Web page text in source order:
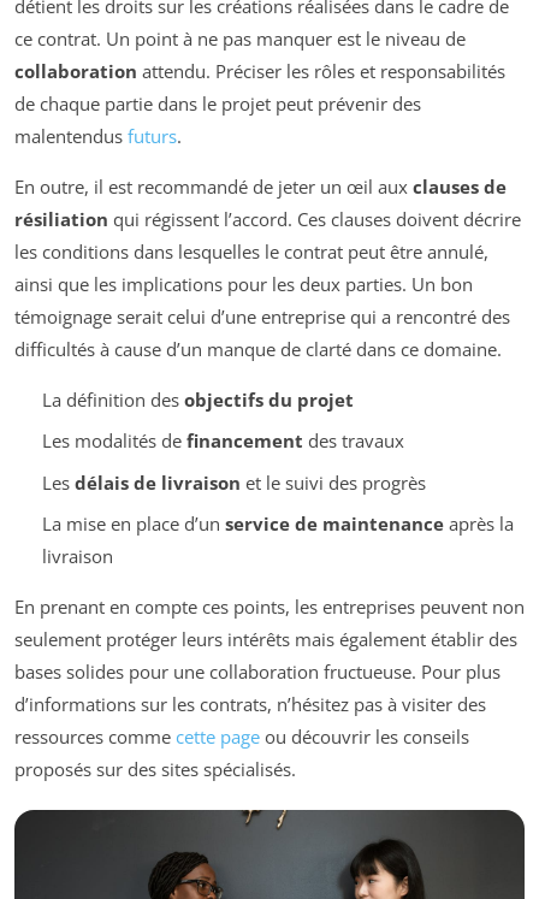
détient les droits sur les créations réalisées dans le cadre de
ce contrat. Un point à ne pas manquer est le niveau de
collaboration attendu. Préciser les rôles et responsabilités
de chaque partie dans le projet peut prévenir des
malentendus futurs.
En outre, il est recommandé de jeter un œil aux clauses de
résiliation qui régissent l’accord. Ces clauses doivent décrire
les conditions dans lesquelles le contrat peut être annulé,
ainsi que les implications pour les deux parties. Un bon
témoignage serait celui d’une entreprise qui a rencontré des
difficultés à cause d’un manque de clarté dans ce domaine.
La définition des objectifs du projet
Les modalités de financement des travaux
Les délais de livraison et le suivi des progrès
La mise en place d’un service de maintenanceaprès la
livraison
En prenant en compte ces points, les entreprises peuvent non
seulement protéger leurs intérêts mais également établir des
bases solides pour une collaboration fructueuse. Pour plus
d’informations sur les contrats, n’hésitez pas à visiter des
ressources comme cette page ou découvrir les conseils
proposés sur des sites spécialisés.